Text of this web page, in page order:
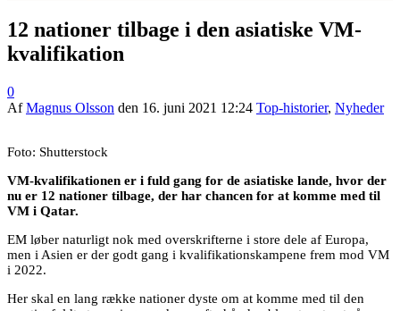
12 nationer tilbage i den asiatiske VM-
kvalifikation
0
AfMagnus Olsson den 16. juni 2021 12:24 Top-historier, Nyheder
Foto: Shutterstock
VM-kvalifikationen er i fuld gang for de asiatiske lande, hvor der
nu er 12 nationer tilbage, der har chancen for at komme med til
VM i Qatar.
EM løber naturligt nok med overskrifterne i store dele af Europa,
men i Asien er der godt gang i kvalifikationskampene frem mod VM
i 2022.
Her skal en lang række nationer dyste om at komme med til den